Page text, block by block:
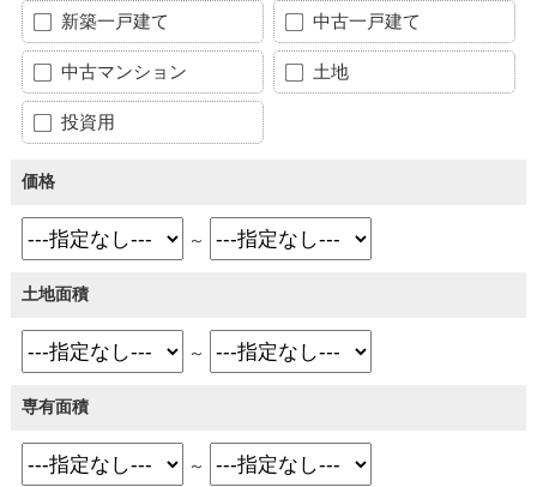
新築一戸建て 中古一戸建て
中古マンション 土地
投資用
価格
～
土地面積
～
専有面積
～